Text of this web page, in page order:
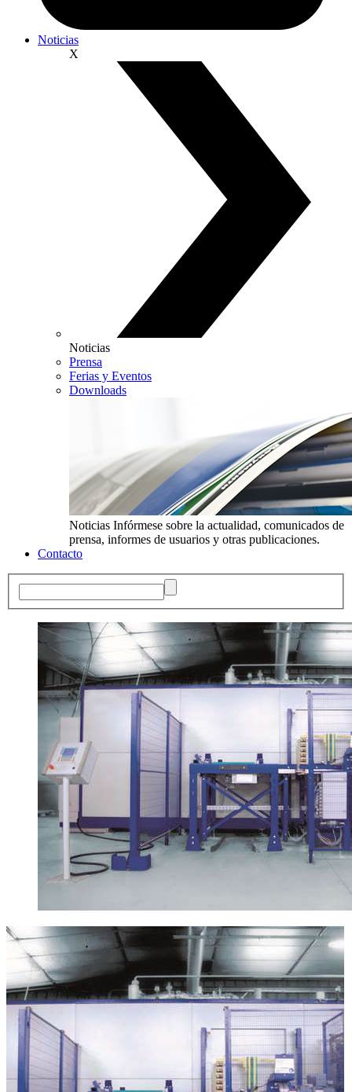
Noticias
X
Noticias
Prensa
Ferias y Eventos
Downloads
Noticias Infórmese sobre la actualidad, comunicados de
prensa, informes de usuarios y otras publicaciones.
Contacto